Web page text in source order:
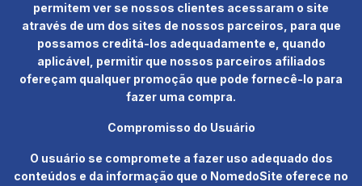
permitem ver se nossos clientes acessaram o site
através de um dos sites de nossos parceiros, para que
possamos creditá-los adequadamente e, quando
aplicável, permitir que nossos parceiros afiliados
ofereçam qualquer promoção que pode fornecê-lo para
fazer uma compra.
Compromisso do Usuário
O usuário se compromete a fazer uso adequado dos
conteúdos e da informação que o NomedoSite oferece no